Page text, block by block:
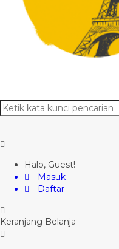
Halo, Guest!
Masuk
Daftar
Keranjang Belanja